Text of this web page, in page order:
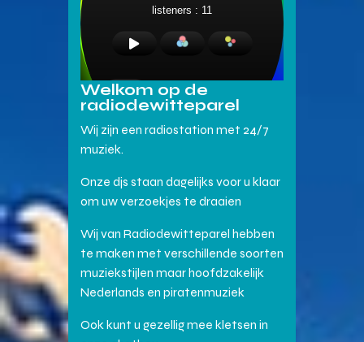
Welkom op de
radiodewitteparel
Wij zijn een radiostation met 24/7
muziek.
Onze djs staan dagelijks voor u klaar
om uw verzoekjes te draaien
Wij van Radiodewitteparel hebben
te maken met verschillende soorten
muziekstijlen maar hoofdzakelijk
Nederlands en piratenmuziek
Ook kunt u gezellig mee kletsen in